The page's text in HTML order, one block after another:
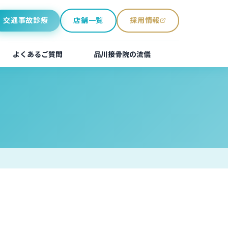
交通事故診療 店舗一覧 採用情報
（別ウィンドウで開きます）
よくあるご質問 品川接骨院の流儀